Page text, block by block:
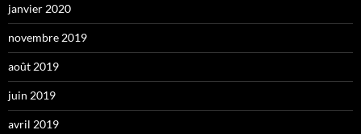
janvier 2020
novembre 2019
août 2019
juin 2019
avril 2019